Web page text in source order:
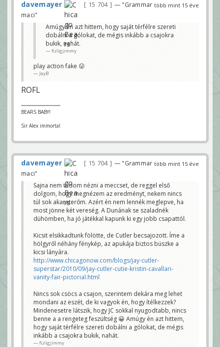
több mint 15 éve
davemayer 15 704
— "Grammar
maci"
Amúgy én azt hittem, hogy saját térfélre szereti
dobálni a gólokat, de mégis inkább a csajokra
bukik, nahát.
füligjimmy
play action fake 😛
JayB
ROFL
BEARS BABY!
Sir Alex immortal
több mint 15 éve
davemayer 15 704
— "Grammar
maci"
Sajna nem tudom nézni a meccset, de reggel első
dolgom, hogy megnézem az eredményt, nekem nincs
túl sok akaraterőm. Azért én nem lennék meglepve, ha
most jönne két vereség. A Dunának se szaladnék
dühömben, ha jó játékkal kapunk ki egy jobb csapattól.
Kicsit elsikkadtunk fölötte, de Cutler becsajozott. Íme a
hölgyről néhány fénykép, az apukája biztos büszke a
kicsi lányára.
http://www.chicagonow.com/blogs/jay-cutler-
superstar/2010/09/jay-cutler-cutie-kristin-cavallari-
vanity-fair-pictorial.html
Nincs sok csöcs a csajon, szerintem dekára meg lehet
mondani az eszét, de ki vagyok én, hogy ítélkezzek?
Mindenesetre látszik, hogy JC sokkal nyugodtabb, nincs
benne a a rengeteg feszültség 😀 Amúgy én azt hittem,
hogy saját térfélre szereti dobálni a gólokat, de mégis
inkább a csajokra bukik, nahát.
füligjimmy